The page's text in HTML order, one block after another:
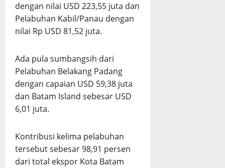
dengan nilai USD 223,55 juta dan
Pelabuhan Kabil/Panau dengan
nilai Rp USD 81,52 juta.
Ada pula sumbangsih dari
Pelabuhan Belakang Padang
dengan capaian USD 59,38 juta
dan Batam Island sebesar USD
6,01 juta.
Kontribusi kelima pelabuhan
tersebut sebesar 98,91 persen
dari total ekspor Kota Batam